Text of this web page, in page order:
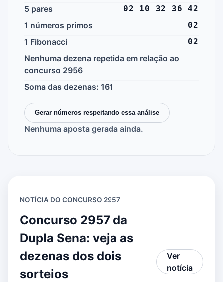
5 pares 02 10 32 36 42
1 números primos 02
1 Fibonacci 02
Nenhuma dezena repetida em relação ao
concurso 2956
Soma das dezenas: 161
Gerar números respeitando essa análise
Nenhuma aposta gerada ainda.
NOTÍCIA DO CONCURSO 2957
Concurso 2957 da
Dupla Sena: veja as
dezenas dos dois
sorteios
Ver
notícia